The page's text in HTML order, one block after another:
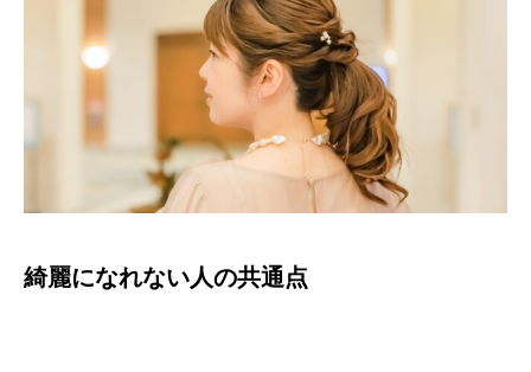
綺麗になれない人の共通点